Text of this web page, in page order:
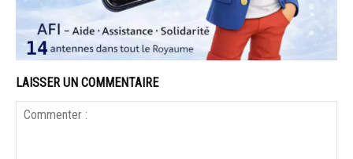
LAISSER UN COMMENTAIRE